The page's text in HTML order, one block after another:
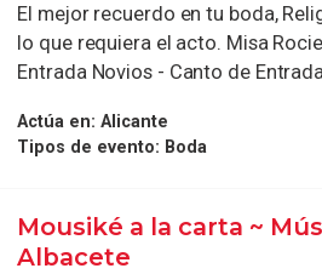
El mejor recuerdo en tu boda,
lo que requiera el acto. Misa
Entrada Novios - Canto de
Actúa en: Alicante
Tipos de evento: Boda
Mousiké a la carta ~
Albacete